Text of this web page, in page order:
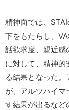
精神面では、
下をもたらし、
話欲求度、親近感
に対して、精神的
る結果となった
が、アルツハイマ
す結果が出るなど